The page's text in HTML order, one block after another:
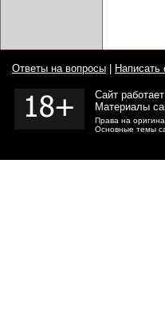
Ответы на вопросы Написать
Сайт
Материалы
Права на
Основные темы